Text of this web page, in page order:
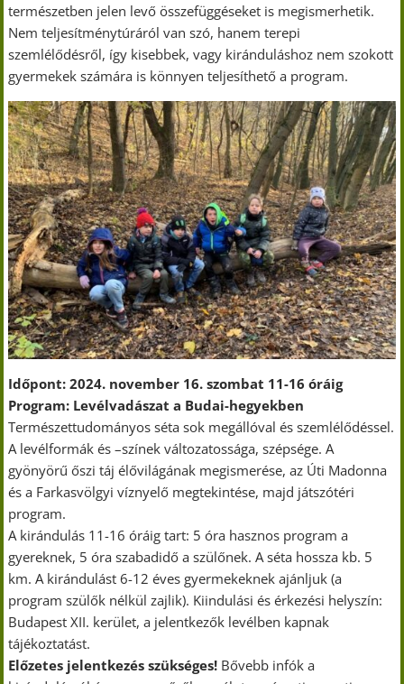
természetben jelen levő összefüggéseket is megismerhetik.
Nem teljesítménytúráról van szó, hanem terepi
szemlélődésről, így kisebbek, vagy kiránduláshoz nem szokott
gyermekek számára is könnyen teljesíthető a program.
Időpont: 2024. november 16. szombat 11-16 óráig
Program: Levélvadászat a Budai-hegyekben
Természettudományos séta sok megállóval és szemlélődéssel.
A levélformák és –színek változatossága, szépsége. A
gyönyörű őszi táj élővilágának megismerése, az Úti Madonna
és a Farkasvölgyi víznyelő megtekintése, majd játszótéri
program.
A kirándulás 11-16 óráig tart: 5 óra hasznos program a
gyereknek, 5 óra szabadidő a szülőnek. A séta hossza kb. 5
km. A kirándulást 6-12 éves gyermekeknek ajánljuk (a
program szülők nélkül zajlik). Kiindulási és érkezési helyszín:
Budapest XII. kerület, a jelentkezők levélben kapnak
tájékoztatást.
Előzetes jelentkezés szükséges! Bővebb infók a